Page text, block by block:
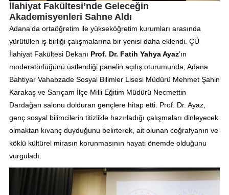
İlahiyat Fakültesi’nde Geleceğin
Akademisyenleri Sahne Aldı
Adana’da ortaöğretim ile yükseköğretim kurumları arasında
yürütülen iş birliği çalışmalarına bir yenisi daha eklendi. ÇÜ
İlahiyat Fakültesi Dekanı Prof. Dr. Fatih Yahya Ayaz’ın
moderatörlüğünü üstlendiği panelin açılış oturumunda; Adana
Bahtiyar Vahabzade Sosyal Bilimler Lisesi Müdürü Mehmet Şahin
Karakaş ve Sarıçam İlçe Milli Eğitim Müdürü Necmettin
Dardağan salonu dolduran gençlere hitap etti. Prof. Dr. Ayaz,
genç sosyal bilimcilerin titizlikle hazırladığı çalışmaları dinleyecek
olmaktan kıvanç duyduğunu belirterek, ait olunan coğrafyanın ve
köklü kültürel mirasın korunmasının hayati önemde olduğunu
vurguladı.